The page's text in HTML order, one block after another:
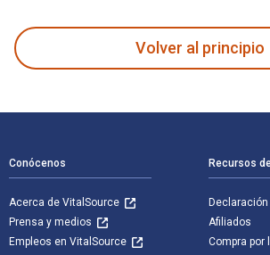
Volver al principio
Conócenos
Acerca de VitalSource
Prensa y medios
Empleos en VitalSource
Recursos
Afiliados
Compra por